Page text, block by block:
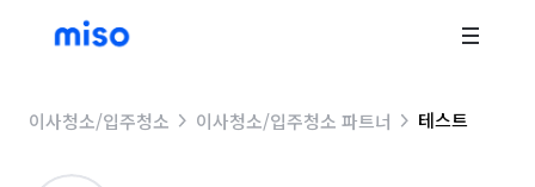
이사청소/입주청소 이사청소/입주청소 파트너 테스트